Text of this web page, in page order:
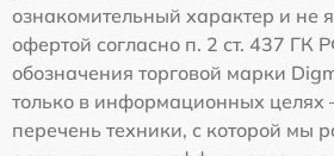
ознакомительный характер и не
офертой согласно п. 2 ст. 437 ГК
обозначения торговой марки
только в информационных целях
перечень техники, с которой мы